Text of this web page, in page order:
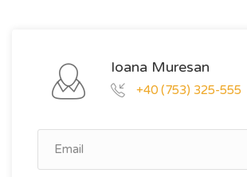
Ioana Muresan
+40 (753) 325-555